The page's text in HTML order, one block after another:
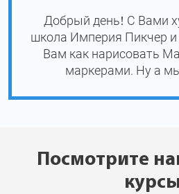
Добрый день! С Вами
школа Империя Пикчер и
Вам как нарисовать
маркерами. Ну а
Посмотрите